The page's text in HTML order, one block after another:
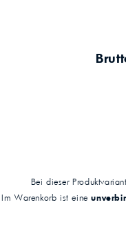
Bei dieser
Im Warenkorb ist eine